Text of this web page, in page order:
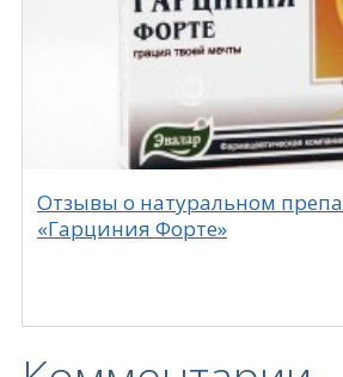
Отзывы о натуральном
«Гарциния Форте»